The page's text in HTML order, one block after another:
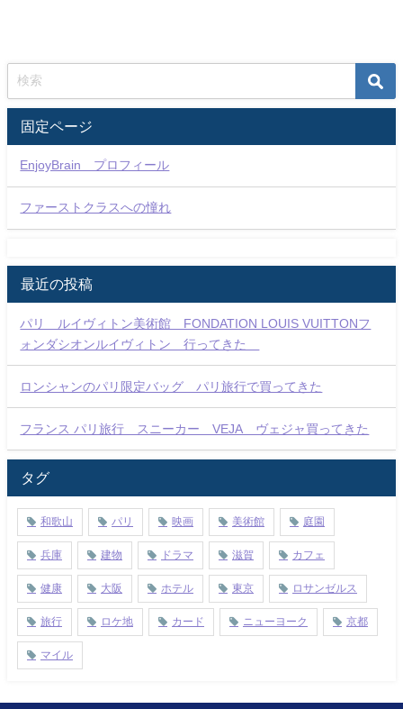
固定ページ
EnjoyBrain プロフィール
ファーストクラスへの憧れ
最近の投稿
パリ ルイヴィトン美術館 FONDATION LOUIS VUITTONフ
ォンダシオンルイヴィトン 行ってきた
ロンシャンのパリ限定バッグ パリ旅行で買ってきた
フランス パリ旅行 スニーカー VEJA ヴェジャ買ってきた
タグ
和歌山 パリ 映画 美術館 庭園
兵庫 建物 ドラマ 滋賀 カフェ
健康 大阪 ホテル 東京 ロサンゼルス
旅行 ロケ地 カード ニューヨーク 京都
マイル